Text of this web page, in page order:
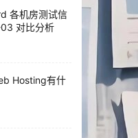
各机房测试信
对比分析
Hosting有什